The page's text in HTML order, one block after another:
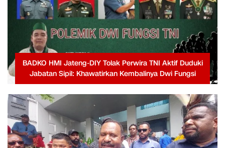
BADKO HMI Jateng-DIY Tolak Perwira TNI Aktif Duduki
Jabatan Sipil: Khawatirkan Kembalinya Dwi Fungsi